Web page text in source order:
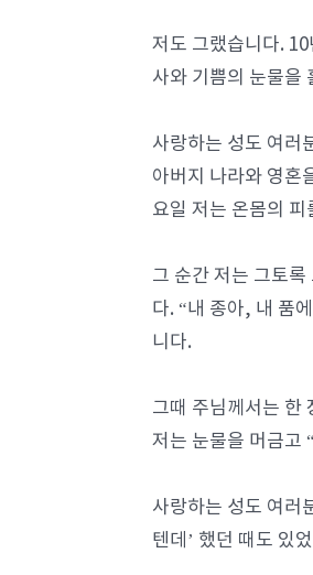
저도 그랬습니다.
사와 기쁨의 눈물을
사랑하는 성도 여러
아버지 나라와 영혼
요일 저는 온몸의
그 순간 저는 그토
다. “내 종아, 내 품
니다.
그때 주님께서는 한
저는 눈물을 머금고
사랑하는 성도 여러
텐데’ 했던 때도 있